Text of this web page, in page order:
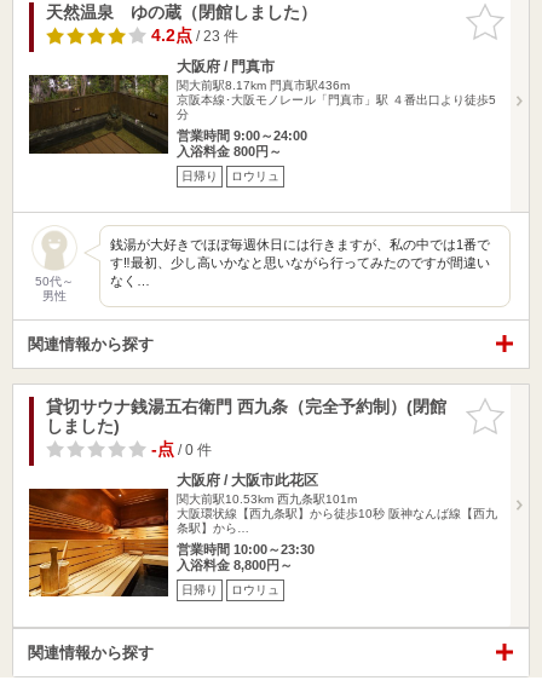
お気に入
りに追加
天然温泉 ゆの蔵（閉館しました）
4.2点/ 23 件
大阪府 / 門真市
関大前駅8.17km 門真市駅436m
京阪本線･大阪モノレール「門真市」駅 ４番出口より徒歩5
分
営業時間 9:00～24:00
入浴料金 800円～
日帰り ロウリュ
50代～
男性
銭湯が大好きでほぼ毎週休日には行きますが、私の中では1番で
す‼️最初、少し高いかなと思いながら行ってみたのですが間違い
なく…
関連情報から探す
お気に入
りに追加
貸切サウナ銭湯五右衛門 西九条（完全予約制）(閉館
しました)
-点/ 0 件
大阪府 / 大阪市此花区
関大前駅10.53km 西九条駅101m
大阪環状線【西九条駅】から徒歩10秒 阪神なんば線【西九
条駅】から…
営業時間 10:00～23:30
入浴料金 8,800円～
日帰り ロウリュ
関連情報から探す